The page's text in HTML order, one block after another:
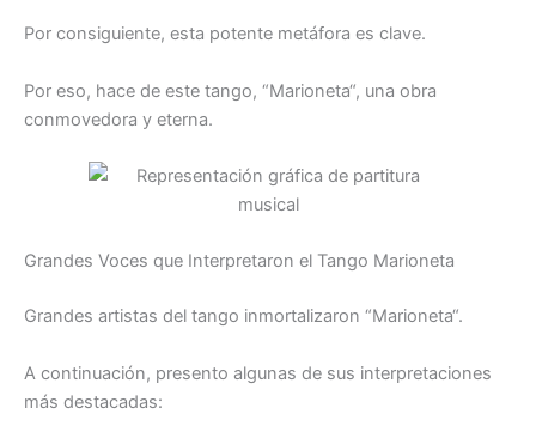
Por consiguiente, esta potente metáfora es clave.
Por eso, hace de este tango, “Marioneta“, una obra
conmovedora y eterna.
Grandes Voces que Interpretaron el Tango Marioneta
Grandes artistas del tango inmortalizaron “Marioneta“.
A continuación, presento algunas de sus interpretaciones
más destacadas: